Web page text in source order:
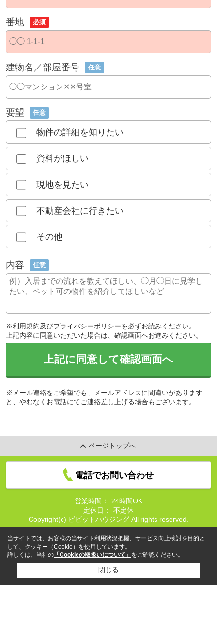
番地 必須
建物名／部屋番号 任意
要望 任意
物件の詳細を知りたい
資料がほしい
現地を見たい
不動産会社に行きたい
その他
内容 任意
※利用規約及びプライバシーポリシーを必ずお読みください。
上記内容に同意いただいた場合は、確認画面へお進みください。
上記に同意して確認画面へ
※メール連絡をご希望でも、メールアドレスに間違いがあります
と、やむなくお電話にてご連絡差し上げる場合もございます。
ページトップへ
電話でお問い合わせ
営業時間：
24時間OK
定休日：
不定休
Copyright(c) ビビットハウジング All rights reserved.
当サイトでは、お客様の当サイト利用状況把握、サービス向上検討を目的と
して、クッキー（Cookie）を使用しています。
詳しくは、当社の 「Cookieの取扱いについて」 をご確認ください。
閉じる